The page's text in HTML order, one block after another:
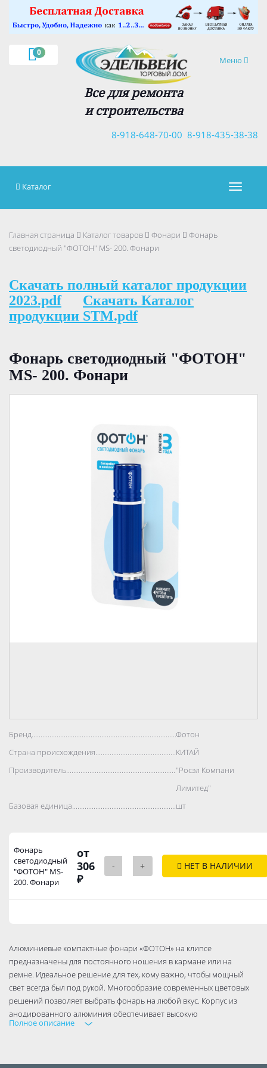
0
Навигация
Меню
Все для ремонта
и строительства
8-918-435-38-38
8-918-648-70-00
×
Каталог
Главная страница Каталог товаров Фонари
Фонарь
светодиодный "ФОТОН" MS- 200. Фонари
Скачать полный каталог продукции
2023.pdf
Скачать Каталог
продукции STM.pdf
Фонарь светодиодный "ФОТОН"
MS- 200. Фонари
Бренд..................................................................................Фотон
Страна происхождения..................................................................................
КИТАЙ
Производитель..................................................................................
"Росэл Компани
Лимитед"
Базовая единица..................................................................................
шт
Фонарь
светодиодный
"ФОТОН" MS-
200. Фонари
от
306
₽
- + НЕТ В НАЛИЧИИ
Алюминиевые компактные фонари «ФОТОН» на клипсе
предназначены для постоянного ношения в кармане или на
ремне. Идеальное решение для тех, кому важно, чтобы мощный
свет всегда был под рукой. Многообразие современных цветовых
решений позволяет выбрать фонарь на любой вкус. Корпус из
анодированного алюминия обеспечивает высокую
ударопрочность при лёгком весе. Торцевой кнопочный
Полное описание